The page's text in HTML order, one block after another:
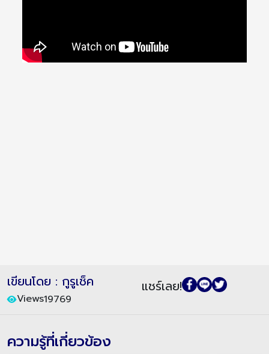
เขียนโดย : กูรูเช็ค
Views19769
แชร์เลย!
ความรู้ที่เกี่ยวข้อง